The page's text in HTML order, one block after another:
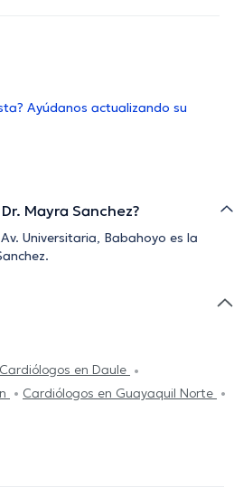
Ayúdanos actualizando su
Mayra Sanchez?
Universitaria, Babahoyo es la
Cardiólogos en Daule
Cardiólogos en Guayaquil Norte